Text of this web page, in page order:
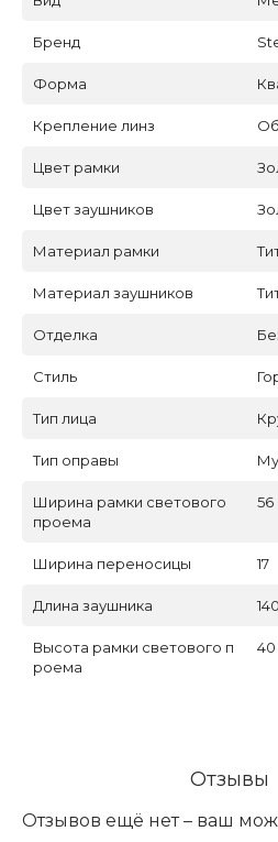
Бренд
Форма
Крепление линз
Цвет рамки
Цвет заушников
Материал рамки
Материал заушников
Отделка
Стиль
Тип лица
Тип оправы
Ширина рамки светового
проема
56
Ширина переносицы 17
Длина заушника 140
Высота рамки светового п
роема
40
Отзывы
Отзывов ещё нет – ваш